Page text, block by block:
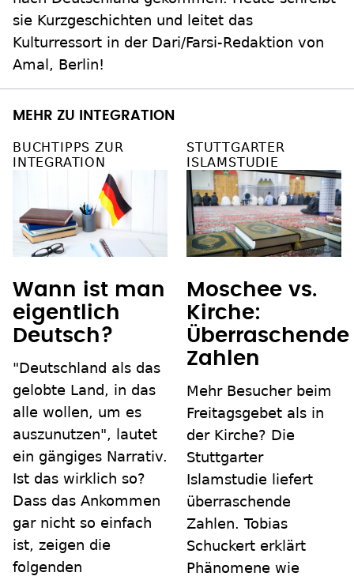
sie Kurzgeschichten und leitet das
Kulturressort in der Dari/Farsi-Redaktion von
Amal, Berlin!
MEHR ZU INTEGRATION
BUCHTIPPS ZUR
INTEGRATION
Wann ist man
eigentlich
Deutsch?
"Deutschland als das
gelobte Land, in das
alle wollen, um es
auszunutzen", lautet
ein gängiges Narrativ.
Ist das wirklich so?
Dass das Ankommen
gar nicht so einfach
ist, zeigen die
folgenden
STUTTGARTER
ISLAMSTUDIE
Moschee vs.
Kirche:
Überraschende
Zahlen
Mehr Besucher beim
Freitagsgebet als in
der Kirche? Die
Stuttgarter
Islamstudie liefert
überraschende
Zahlen. Tobias
Schuckert erklärt
Phänomene wie